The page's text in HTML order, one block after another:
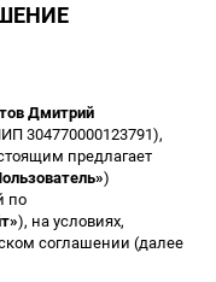
Дмитрий
304770000123791),
предлагает
)
по
), на условиях,
соглашении (далее